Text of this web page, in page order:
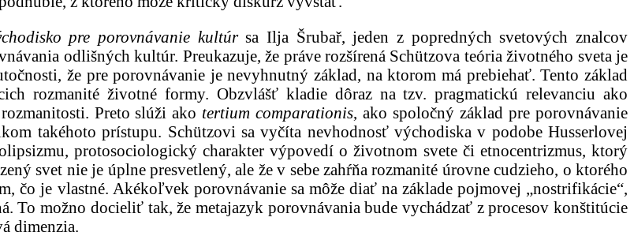
pre porovnávanie kultúrsa Ilja Šrubař, jeden z popredných svetových znalcov
odlišných kultúr. Preukazuje, že práve rozšírená Schützova teória životného sveta je
že pre porovnávanie je nevyhnutný základ, na ktorom má prebiehať. Tento základ
rozmanité životné formy. Obzvlášť kladie dôraz na tzv. pragmatickú relevanciu ako
Preto slúži ako tertium comparationis, ako spoločný základ pre porovnávanie
takéhoto prístupu. Schützovi sa vyčíta nevhodnosť východiska v podobe Husserlovej
protosociologický charakter výpovedí o životnom svete či etnocentrizmus, ktorý
svet nie je úplne presvetlený, ale že v sebe zahŕňa rozmanité úrovne cudzieho, o ktorého
čo je vlastné. Akékoľvek porovnávanie sa môže diať na základe pojmovej „nostrifikácie“,
To možno docieliť tak, že metajazyk porovnávania bude vychádzať z procesov konštitúcie
dimenzia.